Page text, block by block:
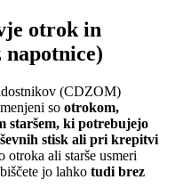
otrok in
(CDZOM)
so otrokom,
staršem, ki potrebujejo
stisk ali pri krepitvi
ali starše usmeri
jo lahko tudi brez